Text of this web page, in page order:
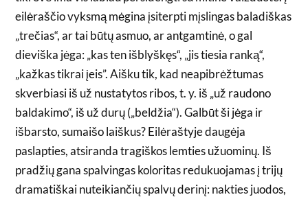
eilėraščio vyksmą mėgina įsiterpti mįslingas baladiškas
„trečias“, ar tai būtų asmuo, ar antgamtinė, o gal
dieviška jėga: „kas ten išblyškęs“, „jis tiesia ranką“,
„kažkas tikrai įeis”. Aišku tik, kad neapibrėžtumas
skverbiasi iš už nustatytos ribos, t. y. iš „už raudono
baldakimo“, iš už durų („beldžia“). Galbūt ši jėga ir
išbarsto, sumaišo laiškus? Eilėraštyje daugėja
paslapties, atsiranda tragiškos lemties užuominų. Iš
pradžių gana spalvingas koloritas redukuojamas į trijų
dramatiškai nuteikiančių spalvų derinį: nakties juodos,